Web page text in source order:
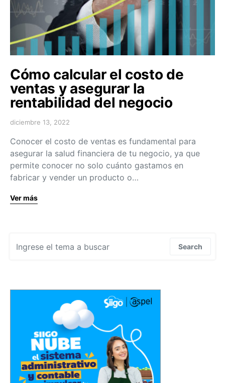
Cómo calcular el costo de
ventas y asegurar la
rentabilidad del negocio
diciembre 13, 2022
Conocer el costo de ventas es fundamental para
asegurar la salud financiera de tu negocio, ya que
permite conocer no solo cuánto gastamos en
fabricar y vender un producto o…
Ver más
Search